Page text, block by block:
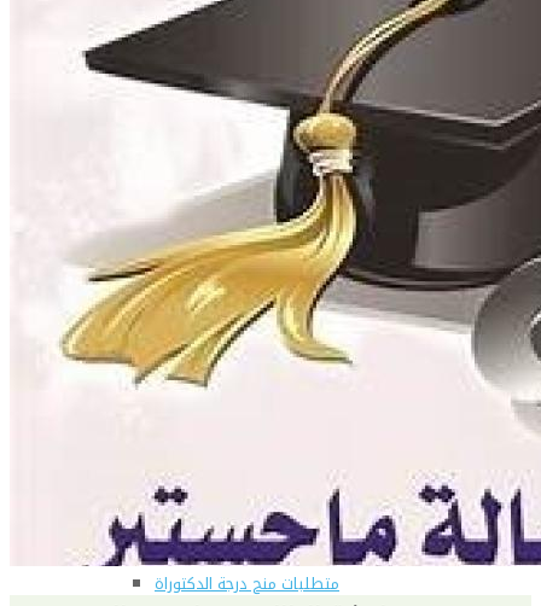
شروط قبول الطلاب الوافديين
الإرشاد الأكاديمى
للحصول على البريد الالكترونى للطالب
التدريب الميداني
نادى الطلاب المتفوقين
الدراسات العليا والبحوث والعلاقات الثقافية
عن قطاع الدراسات العليا والبحوث
إدارة العلاقات الثقافية
المصاريف الدراسية لطلاب الدراسات العليا
البرامج الدراسية
الدكتوراة
برنامج الماجستير
برنامج الماجستير المهنى
التقدم للدراسات العليا إلكترونيا
تسجيل المقررات
شروط قبول الطلاب الوافديين
متطلبات منح درجة الدكتوراة